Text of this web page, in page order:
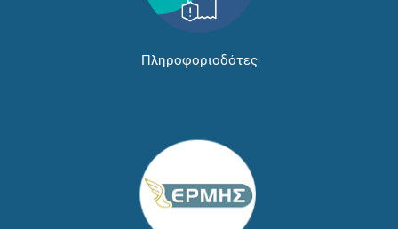
Πληροφοριοδότες